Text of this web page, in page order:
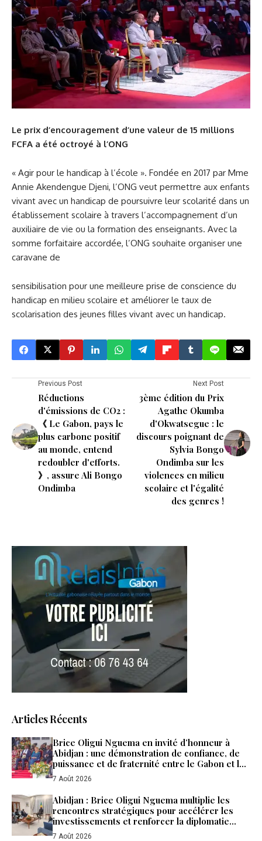
Le prix d’encouragement d’une valeur de 15 millions
FCFA a été octroyé à l’ONG
« Agir pour le handicap à l’école ». Fondée en 2017 par Mme
Annie Akendengue Djeni, l’ONG veut permettre aux enfants
vivant avec un handicap de poursuivre leur scolarité dans un
établissement scolaire à travers l’accompagnement d’un
auxiliaire de vie ou la formation des enseignants. Avec la
somme forfaitaire accordée, l’ONG souhaite organiser une
caravane de
sensibilisation pour une meilleure prise de conscience du
handicap en milieu scolaire et améliorer le taux de
scolarisation des jeunes filles vivant avec un handicap.
Previous Post
Réductions
d'émissions de CO2 :
《 Le Gabon, pays le
plus carbone positif
au monde, entend
redoubler d'efforts.
》, assure Ali Bongo
Ondimba
Next Post
3ème édition du Prix
Agathe Okumba
d'Okwatsegue : le
discours poignant de
Sylvia Bongo
Ondimba sur les
violences en milieu
scolaire et l'égalité
des genres !
Articles Récents
Brice Oligui Nguema en invité d’honneur à
Abidjan : une démonstration de confiance, de
puissance et de fraternité entre le Gabon et la
Côte d’Ivoire
7 Août 2026
Abidjan : Brice Oligui Nguema multiplie les
rencontres stratégiques pour accélérer les
investissements et renforcer la diplomatie
économique du Gabon
7 Août 2026